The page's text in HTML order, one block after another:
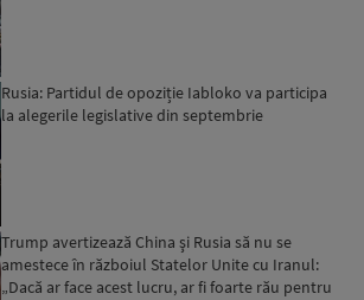
Rusia: Partidul de opoziție Iabloko va participa
la alegerile legislative din septembrie
Trump avertizează China şi Rusia să nu se
amestece în războiul Statelor Unite cu Iranul:
„Dacă ar face acest lucru, ar fi foarte rău pentru